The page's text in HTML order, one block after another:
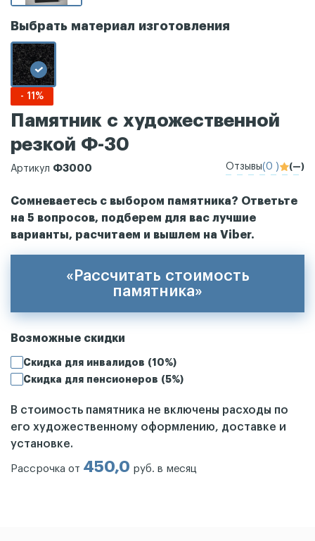
Выбрать материал изготовления
- 11%
Памятник с художественной
резкой Ф-30
Артикул Ф3000 Отзывы(0 ) (—)
Сомневаетесь с выбором памятника? Ответьте
на 5 вопросов, подберем для вас лучшие
варианты, расчитаем и вышлем на Viber.
«Рассчитать стоимость
памятника»
Возможные скидки
Скидка для инвалидов (10%)
Скидка для пенсионеров (5%)
В стоимость памятника не включены расходы по
его художественному оформлению, доставке и
установке.
Рассрочка от 450,0 руб. в месяц